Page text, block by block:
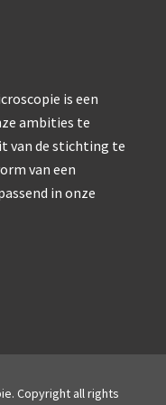
(ca. 1900)
1957)
1965)
type (1959-
1965)
is een
ambities te
van de stichting te
van een
in onze
Copyright all rights